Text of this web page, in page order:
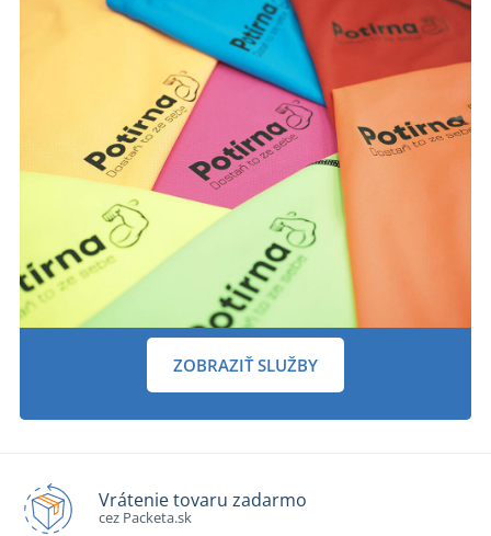
ZOBRAZIŤ SLUŽBY
Vrátenie tovaru zadarmo
cez Packeta.sk